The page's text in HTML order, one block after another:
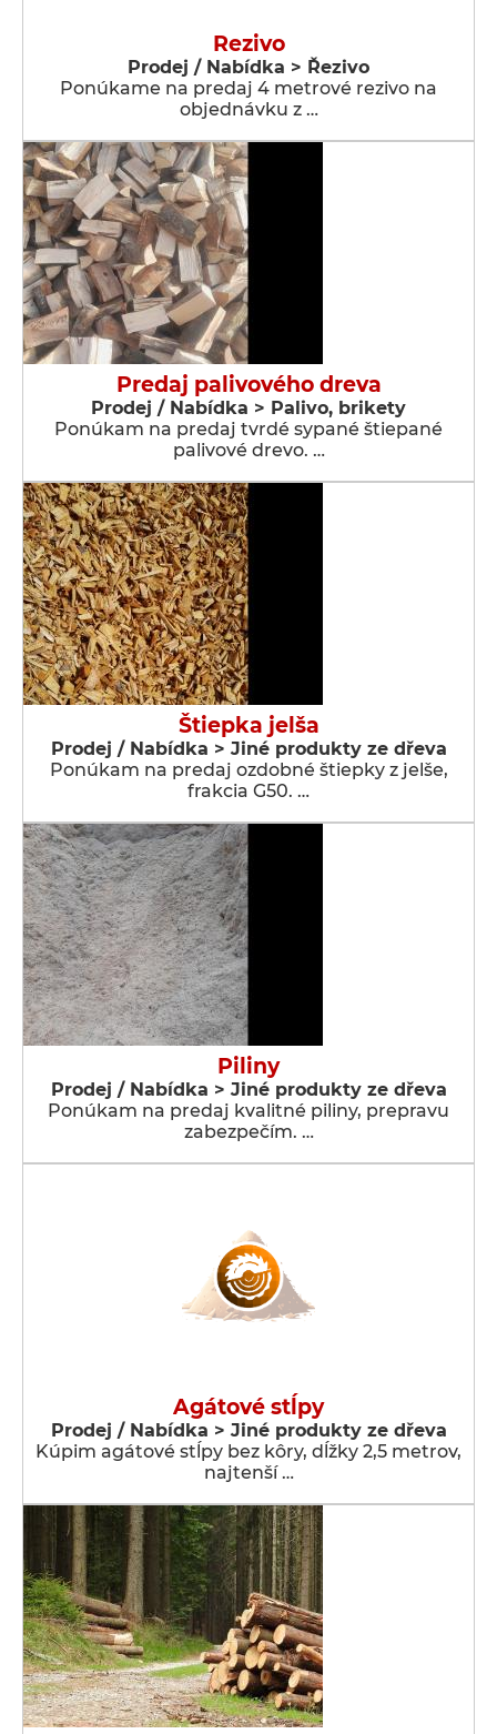
Rezivo
Prodej / Nabídka > Řezivo
Ponúkame na predaj 4 metrové rezivo na
objednávku z …
Predaj palivového dreva
Prodej / Nabídka > Palivo, brikety
Ponúkam na predaj tvrdé sypané štiepané
palivové drevo. …
Štiepka jelša
Prodej / Nabídka > Jiné produkty ze dřeva
Ponúkam na predaj ozdobné štiepky z jelše,
frakcia G50. …
Piliny
Prodej / Nabídka > Jiné produkty ze dřeva
Ponúkam na predaj kvalitné piliny, prepravu
zabezpečím. …
Agátové stĺpy
Prodej / Nabídka > Jiné produkty ze dřeva
Kúpim agátové stĺpy bez kôry, dĺžky 2,5 metrov,
najtenší …